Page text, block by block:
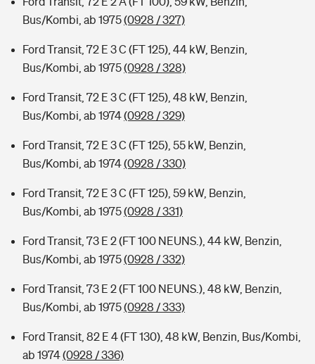
Bus/Kombi, ab 1975(0928 / 327)
Ford Transit, 72 E 3 C (FT 125), 44 kW, Benzin,
Bus/Kombi, ab 1975(0928 / 328)
Ford Transit, 72 E 3 C (FT 125), 48 kW, Benzin,
Bus/Kombi, ab 1974(0928 / 329)
Ford Transit, 72 E 3 C (FT 125), 55 kW, Benzin,
Bus/Kombi, ab 1974(0928 / 330)
Ford Transit, 72 E 3 C (FT 125), 59 kW, Benzin,
Bus/Kombi, ab 1975(0928 / 331)
Ford Transit, 73 E 2 (FT 100 NEUNS.), 44 kW, Benzin,
Bus/Kombi, ab 1975(0928 / 332)
Ford Transit, 73 E 2 (FT 100 NEUNS.), 48 kW, Benzin,
Bus/Kombi, ab 1975(0928 / 333)
Ford Transit, 82 E 4 (FT 130), 48 kW, Benzin, Bus/Kombi,
ab 1974(0928 / 336)